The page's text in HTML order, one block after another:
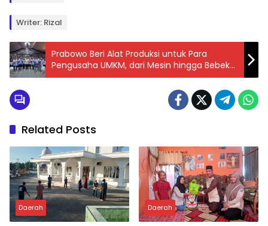
Writer: Rizal
Prabowo Beri Alat Produksi untuk Para
Pengusaha UMKM, dari Mesin hingga Bebek
Petelur
Related Posts
Daerah Daerah